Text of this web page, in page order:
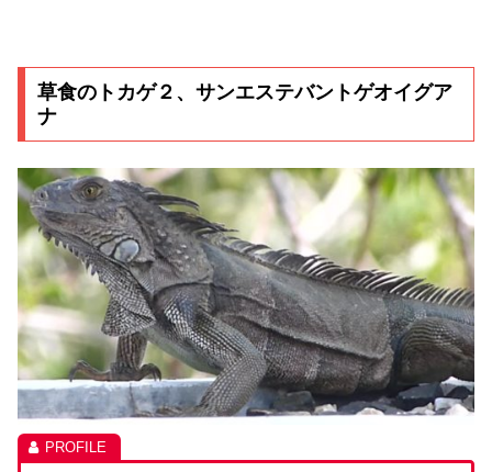
草食のトカゲ２、サンエステバントゲオイグア
ナ